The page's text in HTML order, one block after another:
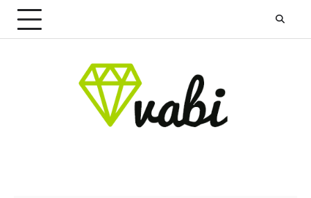
Skip
content